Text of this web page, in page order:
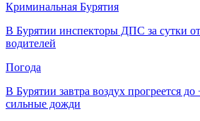
Криминальная Бурятия
В Бурятии инспекторы ДПС за сутки
водителей
Погода
В Бурятии завтра воздух прогреется
сильные дожди